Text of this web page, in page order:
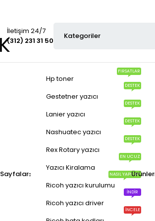
İletişim 24/7
(312) 231 31 50
Sayfalar
Hp toner
FIRSATLAR
Gestetner yazıcı
DESTEK
Lanier yazıcı
DESTEK
Nashuatec yazıcı
DESTEK
Rex Rotary yazıcı
DESTEK
Yazıcı Kiralama
EN UCUZ
Ricoh yazıcı kurulumu
NASIL YAPILIR?
Ricoh yazıcı driver
İNDIR
İNCELE
Ürünler